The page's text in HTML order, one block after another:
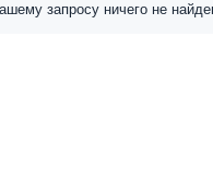
запросу ничего не